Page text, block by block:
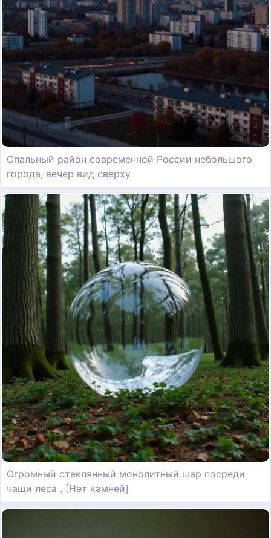
Спальный район современной России небольшого
города, вечер вид сверху
Огромный стеклянный монолитный шар посреди
чащи леса . [Нет камней]